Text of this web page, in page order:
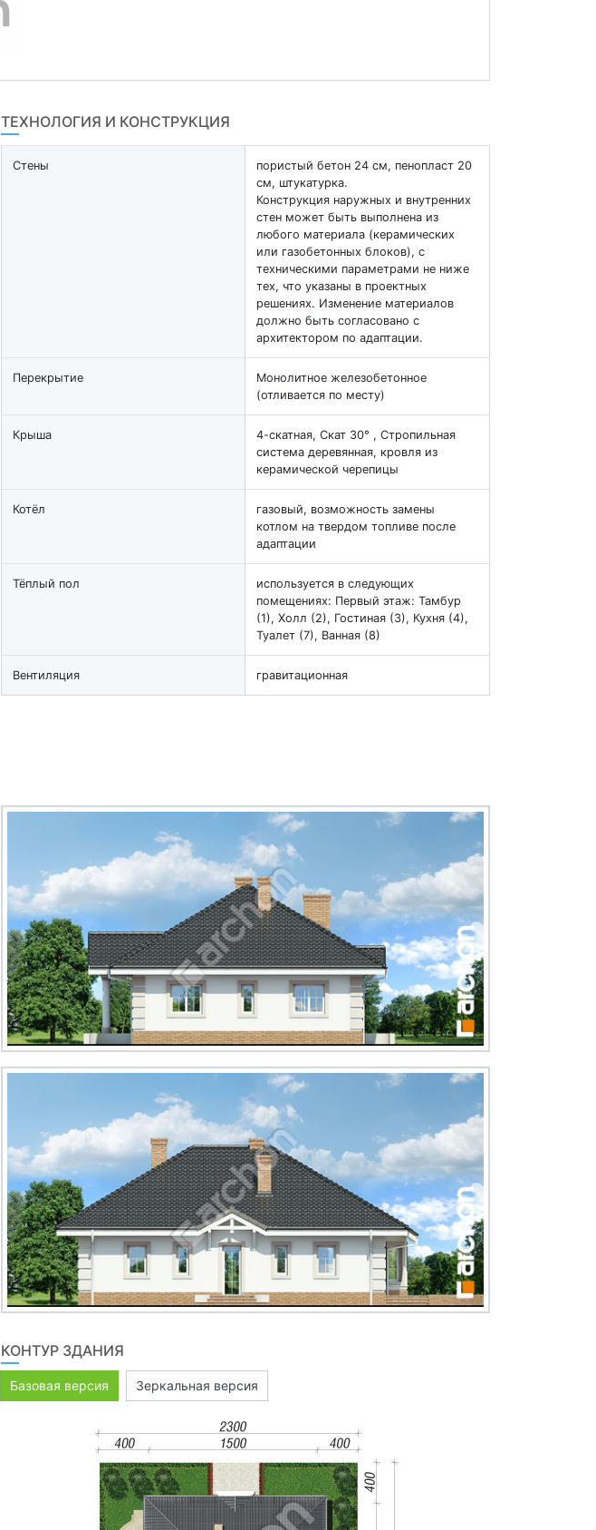
ТЕХНОЛОГИЯ И КОНСТРУКЦИЯ
Стены
пористый бетон 24 см, пенопласт 20
см, штукатурка.
Конструкция наружных и внутренних
стен может быть выполнена из
любого материала (керамических
или газобетонных блоков), с
техническими параметрами не ниже
тех, что указаны в проектных
решениях. Изменение материалов
должно быть согласовано с
архитектором по адаптации.
Перекрытие
Монолитное железобетонное
(отливается по месту)
Крыша
4-скатная, Скат 30° , Стропильная
система деревянная, кровля из
керамической черепицы
Котёл
газовый, возможность замены
котлом на твердом топливе после
адаптации
Тёплый пол
используется в следующих
помещениях: Первый этаж: Тамбур
(1), Холл (2), Гостиная (3), Кухня (4),
Туалет (7), Ванная (8)
Вентиляция гравитационная
КОНТУР ЗДАНИЯ
Базовая версия Зеркальная версия